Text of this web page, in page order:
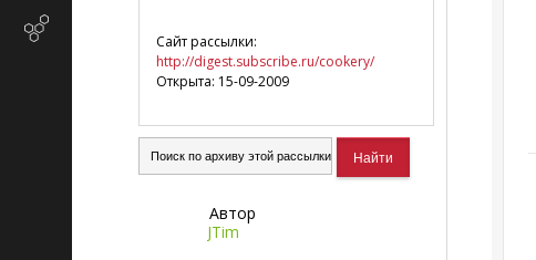
маркетингСайт рассылки:
http://digest.subscribe.ru/cookery/
Открыта: 15-09-2009
Автор
JTim